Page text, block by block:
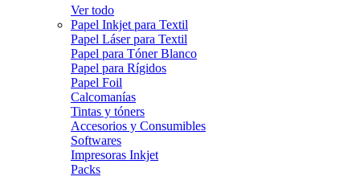
Ver todo
Papel Inkjet para Textil
Papel Láser para Textil
Papel para Tóner Blanco
Papel para Rígidos
Papel Foil
Calcomanías
Tintas y tóners
Accesorios y Consumibles
Softwares
Impresoras Inkjet
Packs